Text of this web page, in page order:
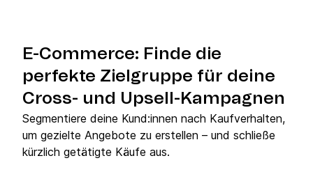
E-Commerce: Finde die
perfekte Zielgruppe für deine
Cross- und Upsell-Kampagnen
Segmentiere deine Kund:innen nach Kaufverhalten,
um gezielte Angebote zu erstellen – und schließe
kürzlich getätigte Käufe aus.